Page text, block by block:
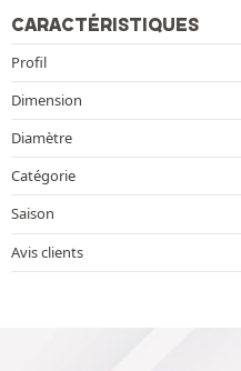
CARACTÉRISTIQUES
Profil
Dimension
Diamètre
Catégorie
Saison
Avis clients